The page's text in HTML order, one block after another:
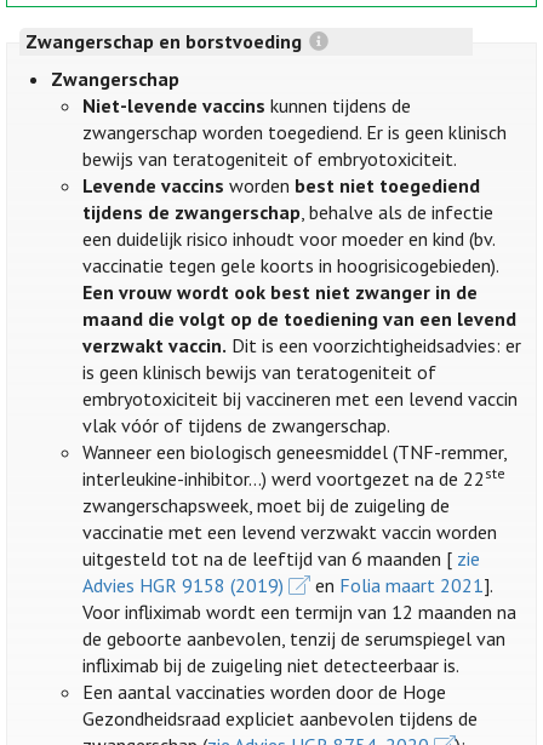
Zwangerschap en borstvoeding
Zwangerschap
Niet-levende vaccins kunnen tijdens de
zwangerschap worden toegediend. Er is geen klinisch
bewijs van teratogeniteit of embryotoxiciteit.
Levende vaccins worden best niet toegediend
tijdens de zwangerschap, behalve als de infectie
een duidelijk risico inhoudt voor moeder en kind (bv.
vaccinatie tegen gele koorts in hoogrisicogebieden).
Een vrouw wordt ook best niet zwanger in de
maand die volgt op de toediening van een levend
verzwakt vaccin. Dit is een voorzichtigheidsadvies: er
is geen klinisch bewijs van teratogeniteit of
embryotoxiciteit bij vaccineren met een levend vaccin
vlak vóór of tijdens de zwangerschap.
Wanneer een biologisch geneesmiddel (TNF-remmer,
interleukine-inhibitor…) werd voortgezet na de 22 ste
zwangerschapsweek, moet bij de zuigeling de
vaccinatie met een levend verzwakt vaccin worden
uitgesteld tot na de leeftijd van 6 maanden [ zie
Advies HGR 9158 (2019)
en Folia maart 2021].
Voor infliximab wordt een termijn van 12 maanden na
de geboorte aanbevolen, tenzij de serumspiegel van
infliximab bij de zuigeling niet detecteerbaar is.
Een aantal vaccinaties worden door de Hoge
Gezondheidsraad expliciet aanbevolen tijdens de